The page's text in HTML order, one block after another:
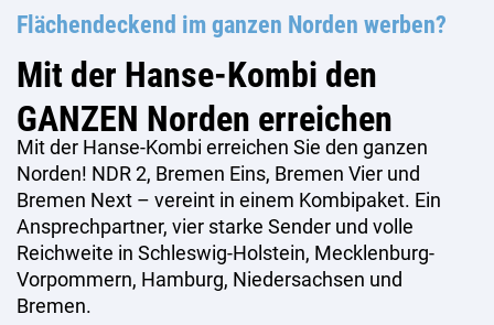
Flächendeckend im ganzen Norden werben?
Mit der Hanse-Kombi den
GANZEN Norden erreichen
Mit der Hanse-Kombi erreichen Sie den ganzen
Norden! NDR 2, Bremen Eins, Bremen Vier und
Bremen Next – vereint in einem Kombipaket. Ein
Ansprechpartner, vier starke Sender und volle
Reichweite in Schleswig-Holstein, Mecklenburg-
Vorpommern, Hamburg, Niedersachsen und
Bremen.